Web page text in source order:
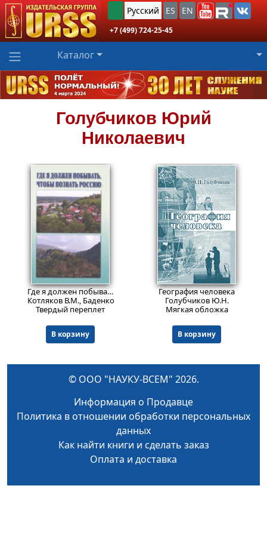
Русский ES EN
+7 (499) 724-25-45
Каталог
Голубчиков Юрий
Николаевич
Пред.заказ!
Где я должен побывать, чтобы познать Россию
Котляков В.М., Баденков Ю.П., Голубчиков Ю.Н., Кружалин В.И.,
Твердый переплет
В корзину
1005₽
География человека
Голубчиков Ю.Н.
Мягкая обложка
В корзину
© ООО "НАУКУ-ВСЕМ" 2026.
Информация о Продавце
Политика в отношении обработки персональных
данных
Как найти книги и сделать заказ
Оплата и доставка